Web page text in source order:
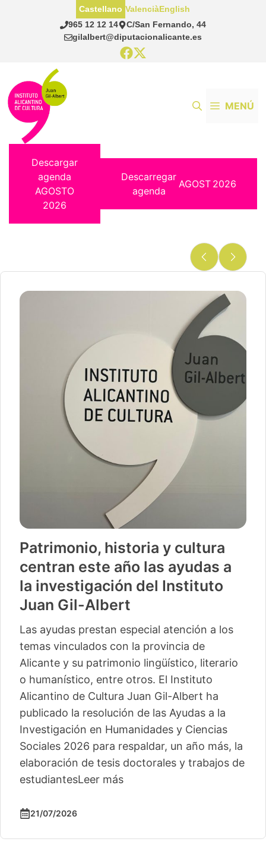
965 12 12 14
C/San Fernando, 44
gilalbert@diputacionalicante.es
Castellano ValenciàEnglish
MENÚ
Descargar
agenda
AGOSTO
2026
Descarregar
agenda
AGOST 2026
Patrimonio, historia y cultura
centran este año las ayudas a
la investigación del Instituto
Juan Gil-Albert
Las ayudas prestan especial atención a los
temas vinculados con la provincia de
Alicante y su patrimonio lingüístico, literario
o humanístico, entre otros. El Instituto
Alicantino de Cultura Juan Gil-Albert ha
publicado la resolución de las Ayudas a la
Investigación en Humanidades y Ciencias
Sociales 2026 para respaldar, un año más, la
elaboración de tesis doctorales y trabajos de
estudiantesLeer más
21/07/2026